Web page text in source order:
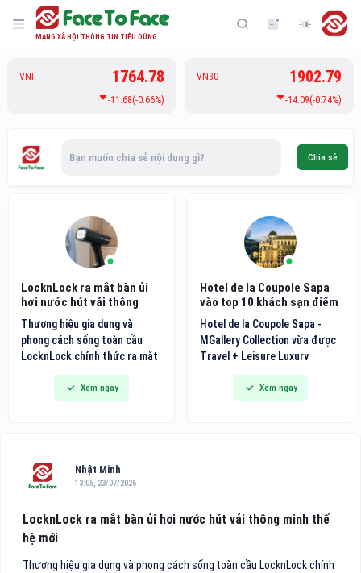
MẠNG XÃ HỘI THÔNG TIN TIÊU DÙNG
VNI 1764.78
-11.68(-0.66%)
VN30 1902.79
-14.09(-0.74%)
Bạn muốn chia sẻ nội dung gì? Chia sẻ
LocknLock ra mắt bàn ủi
hơi nước hút vải thông
minh thế hệ mới
Thương hiệu gia dụng và
phong cách sống toàn cầu
LocknLock chính thức ra mắt
dòng bàn ủi hơi nước cầm tay
thế hệ mới tích hợp công nghệ
hút vải thông minh, hướng đến
sóc
Xem ngay
Hotel de la Coupole Sapa
vào top 10 khách sạn điểm
đến nội địa hàng đầu Việt
Nam
Hotel de la Coupole Sapa -
MGallery Collection vừa được
Travel + Leisure Luxury
Awards khu vực châu Á - Thái
Bình Dương 2026 vinh danh
trong danh sách 10 khách sạn
Xem ngay
Nhật Minh
13:05, 23/07/2026
LocknLock ra mắt bàn ủi hơi nước hút vải thông minh thế
hệ mới
Thương hiệu gia dụng và phong cách sống toàn cầu LocknLock chính